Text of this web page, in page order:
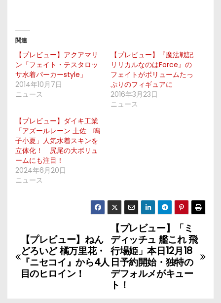
関連
【プレビュー】アクアマリ
ン「フェイト・テスタロッ
サ水着パーカーstyle」
2014年10月7日
ニュース
【プレビュー】『魔法戦記
リリカルなのはForce』の
フェイトがボリュームたっ
ぷりのフィギュアに
2016年3月23日
ニュース
【プレビュー】ダイキ工業
「アズールレーン 土佐 鳴
子小夏」人気水着スキンを
立体化！ 尻尾の大ボリュ
ームにも注目！
2024年6月20日
ニュース
投
稿
ナ
【プレビュー】「ミ
ディッチュ 艦これ 飛
行場姫」本日12月18
日予約開始・独特の
デフォルメがキュー
ト！
【プレビュー】ねん
どろいど 橘万里花・
『ニセコイ』から4人
目のヒロイン！